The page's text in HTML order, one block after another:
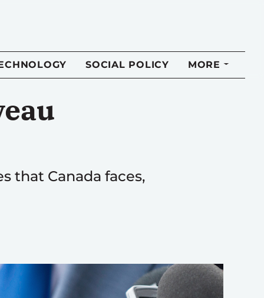
SOCIAL POLICY MORE
that Canada faces,